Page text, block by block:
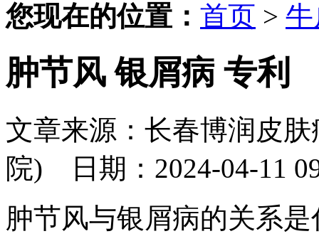
您现在的位置： 首页 >
肿节风 银屑病 专利
文章来源：长春博润皮
院) 日期：2024-04-11
肿节风与银屑病的关系